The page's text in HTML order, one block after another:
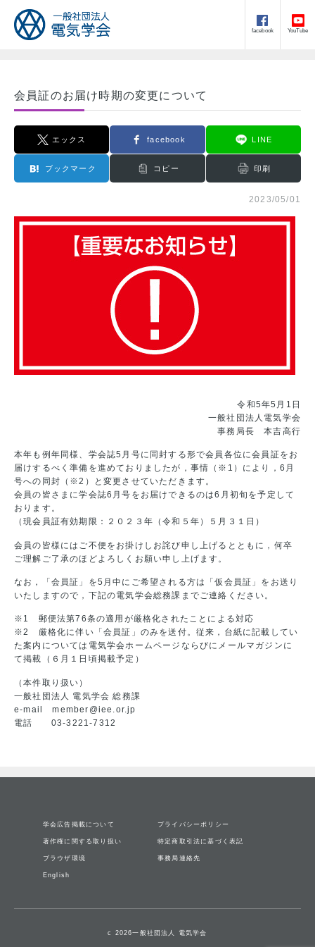
facebook YouTube
会員証のお届け時期の変更について
エックス facebook LINE
ブックマーク コピー 印刷
2023/05/01
令和5年5月1日
一般社団法人電気学会
事務局長 本吉高行
本年も例年同様、学会誌5月号に同封する形で会員各位に会員証をお
届けするべく準備を進めておりましたが，事情（※1）により，6月
号への同封（※2）と変更させていただきます。
会員の皆さまに学会誌6月号をお届けできるのは6月初旬を予定して
おります。
（現会員証有効期限：２０２３年（令和５年）５月３１日）
会員の皆様にはご不便をお掛けしお詫び申し上げるとともに，何卒
ご理解ご了承のほどよろしくお願い申し上げます。
なお，「会員証」を5月中にご希望される方は「仮会員証」をお送り
いたしますので，下記の電気学会総務課までご連絡ください。
※1 郵便法第76条の適用が厳格化されたことによる対応
※2 厳格化に伴い「会員証」のみを送付。従来，台紙に記載してい
た案内については電気学会ホームページならびにメールマガジンに
て掲載（６月１日頃掲載予定）
（本件取り扱い）
一般社団法人 電気学会 総務課
e-mail member@iee.or.jp
電話 03-3221-7312
学会広告掲載について プライバシーポリシー
著作権に関する取り扱い 特定商取引法に基づく表記
ブラウザ環境 事務局連絡先
English
c 2026一般社団法人 電気学会